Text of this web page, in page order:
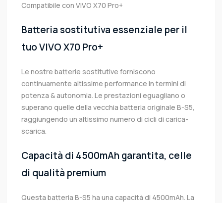
Compatibile con VIVO X70 Pro+
Batteria sostitutiva essenziale per il
tuo VIVO X70 Pro+
Le nostre batterie sostitutive forniscono
continuamente altissime performance in termini di
potenza & autonomia. Le prestazioni eguagliano o
superano quelle della vecchia batteria originale B-S5,
raggiungendo un altissimo numero di cicli di carica-
scarica.
Capacità di 4500mAh garantita, celle
di qualità premium
Questa batteria B-S5 ha una capacità di 4500mAh. La